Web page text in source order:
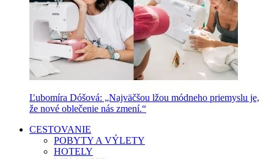
Ľubomíra Dóšová: „Najväčšou lžou módneho priemyslu je,
že nové oblečenie nás zmení.“
CESTOVANIE
POBYTY A VÝLETY
HOTELY